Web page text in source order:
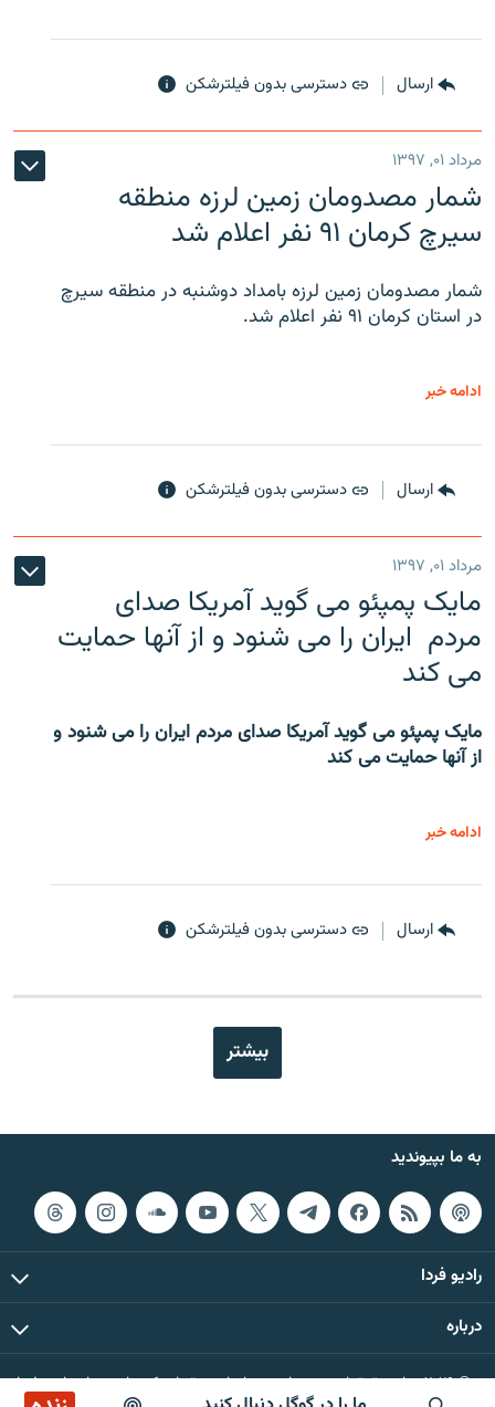
ارسال دسترسی بدون فیلترشکن
مرداد ۰۱, ۱۳۹۷
شمار مصدومان زمین لرزه منطقه
سیرچ کرمان ۹۱ نفر اعلام شد
شمار مصدومان زمین لرزه بامداد دوشنبه در منطقه سیرچ
در استان کرمان ۹۱ نفر اعلام شد.
ادامه خبر
ارسال دسترسی بدون فیلترشکن
مرداد ۰۱, ۱۳۹۷
مایک پمپئو می گوید آمریکا صدای
مردم ایران را می شنود و از آنها حمایت
می کند
مایک پمپئو می گوید آمریکا صدای مردم ایران را می شنود و
از آنها حمایت می کند
ادامه خبر
ارسال دسترسی بدون فیلترشکن
بیشتر
به ما بپیوندید
رادیو فردا
درباره
© ۲۰۲۶ تمام حقوق این وب‌سایت، بر اساس مقررات کپی‌رایت، برای رادیو فردا